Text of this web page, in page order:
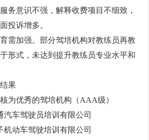
务意识不强，解释收费项目不细致，
投诉增多。
需加强。部分驾培机构对教练员再教
形式，未达到提升教练员专业水平和
果
为优秀的驾培机构（AAA级）
汽车驾驶员培训有限公司
机动车驾驶培训有限公司